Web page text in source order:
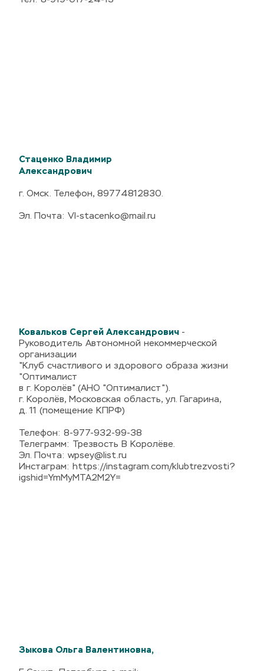
Стаценко Владимир
Александрович
г. Омск. Телефон, 89774812830.
Эл. Почта: Vl-stacenko@mail.ru
Ковальков Сергей Александрович -
Руководитель Автономной некоммерческой
организации
"Клуб счастливого и здорового образа жизни
"Оптималист
в г. Королёв" (АНО "Оптималист").
г. Королёв, Московская область, ул. Гагарина,
д. 11 (помещение КПРФ)
Телефон: 8-977-932-99-38
Телеграмм: Трезвость В Королёве.
Эл. Почта: wpsey@list.ru
Инстаграм: https://instagram.com/klubtrezvosti?
igshid=YmMyMTA2M2Y=
Зыкова Ольга Валентиновна,